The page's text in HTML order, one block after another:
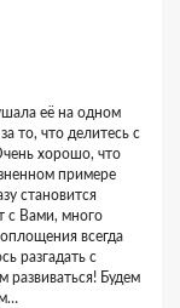
её на одном
то, что делитесь с
хорошо, что
примере
становится
с Вами, много
всегда
разгадать с
развиваться! Будем